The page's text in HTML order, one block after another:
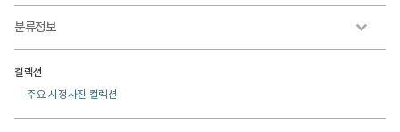
분류정보
컬렉션
주요 시정사진 컬렉션